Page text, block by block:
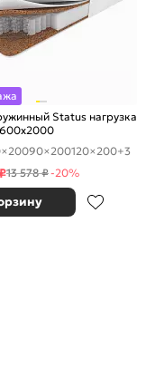
Status нагрузка
90×200120×200+3
13 578 ₽-20%